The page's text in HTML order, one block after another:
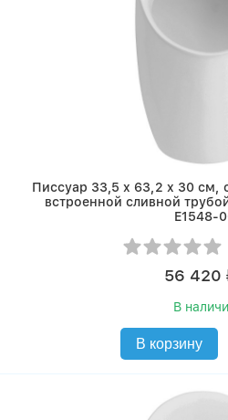
Писсуар 33,5 x 63,2 x 30 см,
встроенной сливной
E1548-
56 420
В
В корзину